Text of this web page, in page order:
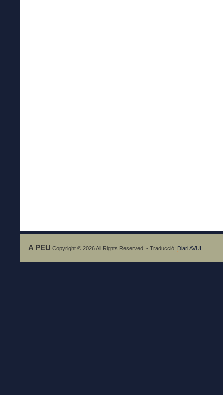
A PEU Copyright © 2026 All Rights Reserved. - Traducció: Diari AVUI